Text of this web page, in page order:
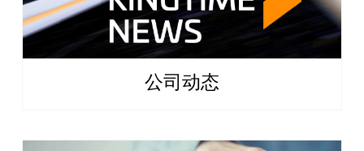
公司动态